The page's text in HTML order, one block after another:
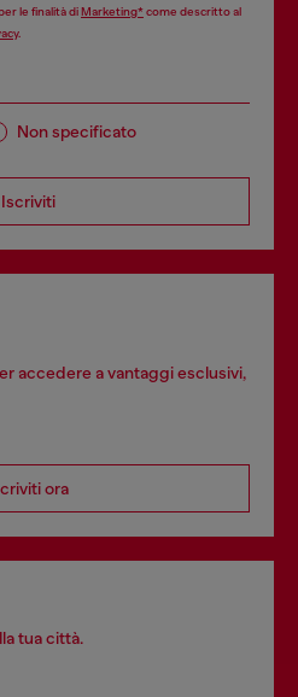
le finalità diMarketing*come descritto al
.
Non specificato
Iscriviti
accedere a vantaggi esclusivi,
ora
tua città.